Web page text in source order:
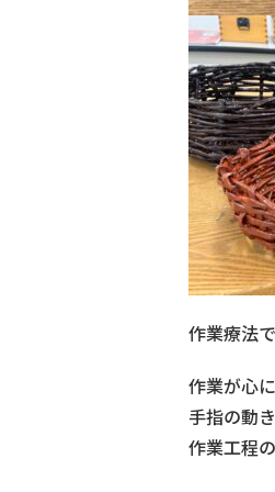
作業療法
作業が心
手指の動
作業工程